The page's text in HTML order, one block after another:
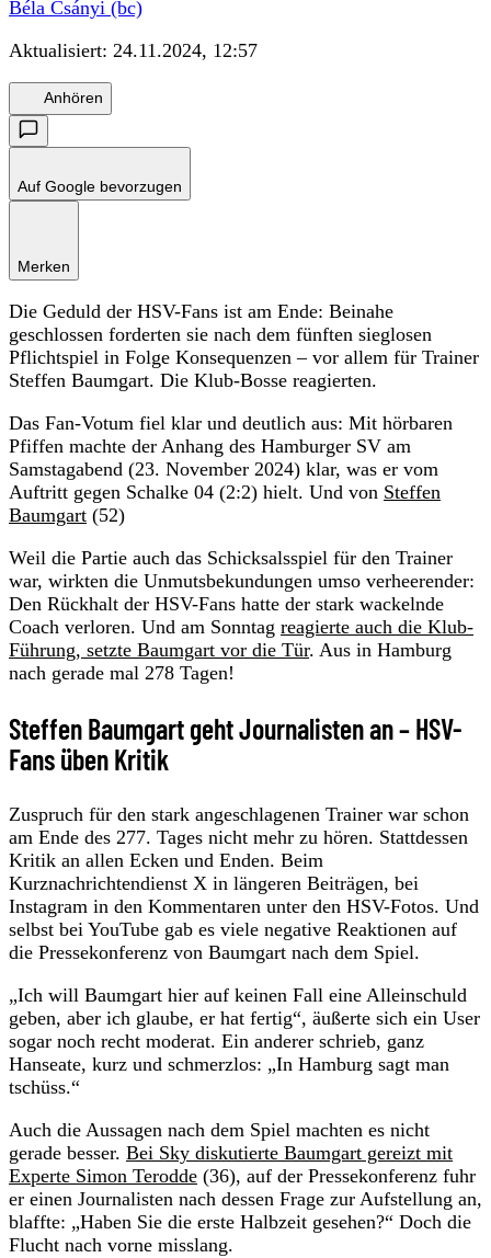
Béla Csányi (bc)
Aktualisiert: 24.11.2024, 12:57
Anhören
Auf Google bevorzugen
Merken
Die Geduld der HSV-Fans ist am Ende: Beinahe
geschlossen forderten sie nach dem fünften sieglosen
Pflichtspiel in Folge Konsequenzen – vor allem für Trainer
Steffen Baumgart. Die Klub-Bosse reagierten.
Das Fan-Votum fiel klar und deutlich aus: Mit hörbaren
Pfiffen machte der Anhang des Hamburger SV am
Samstagabend (23. November 2024) klar, was er vom
Auftritt gegen Schalke 04 (2:2) hielt. Und von Steffen
Baumgart (52)
Weil die Partie auch das Schicksalsspiel für den Trainer
war, wirkten die Unmutsbekundungen umso verheerender:
Den Rückhalt der HSV-Fans hatte der stark wackelnde
Coach verloren. Und am Sonntag reagierte auch die Klub-
Führung, setzte Baumgart vor die Tür. Aus in Hamburg
nach gerade mal 278 Tagen!
Steffen Baumgart geht Journalisten an – HSV-
Fans üben Kritik
Zuspruch für den stark angeschlagenen Trainer war schon
am Ende des 277. Tages nicht mehr zu hören. Stattdessen
Kritik an allen Ecken und Enden. Beim
Kurznachrichtendienst X in längeren Beiträgen, bei
Instagram in den Kommentaren unter den HSV-Fotos. Und
selbst bei YouTube gab es viele negative Reaktionen auf
die Pressekonferenz von Baumgart nach dem Spiel.
„Ich will Baumgart hier auf keinen Fall eine Alleinschuld
geben, aber ich glaube, er hat fertig“, äußerte sich ein User
sogar noch recht moderat. Ein anderer schrieb, ganz
Hanseate, kurz und schmerzlos: „In Hamburg sagt man
tschüss.“
Auch die Aussagen nach dem Spiel machten es nicht
gerade besser. Bei Sky diskutierte Baumgart gereizt mit
Experte Simon Terodde (36), auf der Pressekonferenz fuhr
er einen Journalisten nach dessen Frage zur Aufstellung an,
blaffte: „Haben Sie die erste Halbzeit gesehen?“ Doch die
Flucht nach vorne misslang.